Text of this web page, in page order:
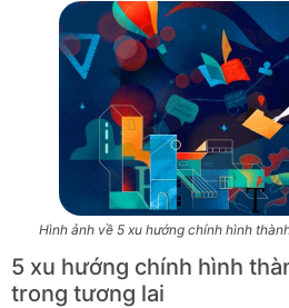
Hình ảnh về 5 xu hướng chính hình
5 xu hướng chính hình
trong tương lai